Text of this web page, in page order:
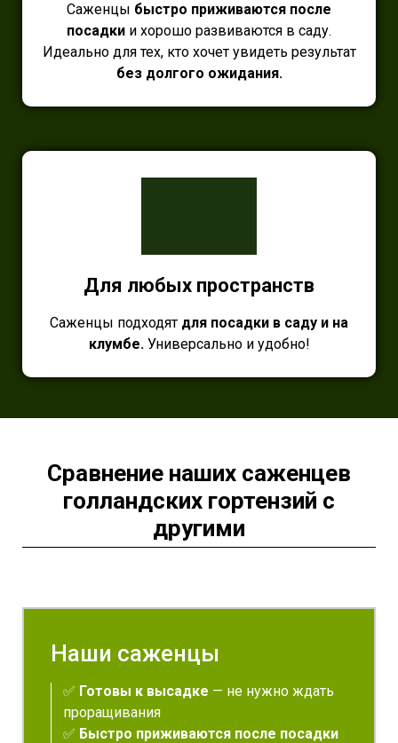
Саженцы быстро приживаются после
посадки и хорошо развиваются в саду.
Идеально для тех, кто хочет увидеть результат
без долгого ожидания.
Для любых пространств
Саженцы подходят для посадки в саду и на
клумбе. Универсально и удобно!
Сравнение наших саженцев
голландских гортензий с
другими
Наши саженцы
✅ Готовы к высадке — не нужно ждать
проращивания
✅ Быстро приживаются после посадки